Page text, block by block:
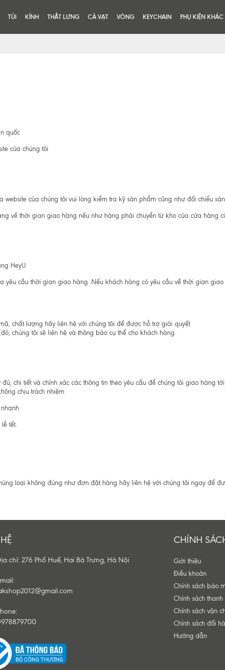
TÚI KÍNH THẮT LƯNG CÀ VẠT VÒNG KEYCHAIN PHỤ KIỆN KHÁC
quốc
của chúng tôi
của chúng tôi vui lòng kiểm tra kỹ sản phẩm cũng như đối chiếu
về thời gian giao hàng nếu như hàng phải chuyển từ kho của cửa hàng
HeyU
cầu thời gian giao hàng .Nếu khách hàng có yêu cầu về thời gian
chất lượng hãy liên hệ với chúng tôi để được hỗ trợ giải quyết
chúng tôi sẽ liên hệ và thông báo cụ thể cho khách hàng
chi tiết và chính xác các thông tin theo yêu cầu để chúng tôi giao hàng
chịu trách nhiệm
tết.
loại không đúng như đơn đặt hàng hãy liên hệ với chúng tôi ngay để
chỉ: 276 Phố Huế, Hai Bà Trưng, Hà Nội
CHÍNH
Giới thiệu
Điều khoản
Chính sách bảo
Chính sách thanh
Chính sách vận
Chính sách đổi
Hướng dẫn